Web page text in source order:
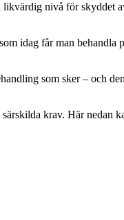
nivå för skyddet
idag får man
som sker – och
krav. Här nedan